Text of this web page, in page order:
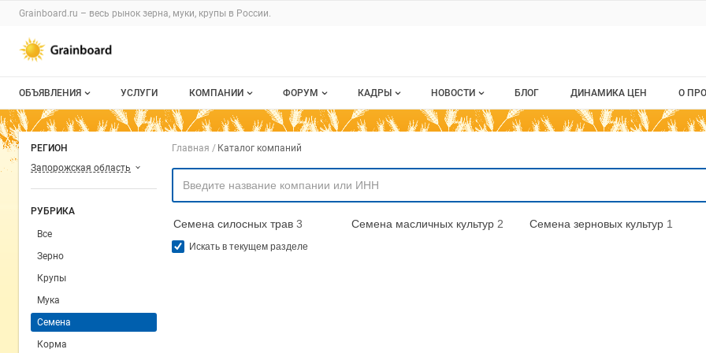
Раздел навигации по сайту grainboard.ru
Grainboard.ru – весь рынок зерна, муки, крупы в России.
Авторизация и меню пользователя
Навигация по разделам сайта grainboard.ru
ОБЪЯВЛЕНИЯ
Все объявления
Мои объявления
УСЛУГИ КОМПАНИИ
О каталоге компаний
Моя компания
Платное размещение
ФОРУМ
Все темы
КАДРЫ
Все вакансии
НОВОСТИ
Новости рынка
БЛОГ ДИНАМИКА ЦЕН О
О
РЕГИОН
Запорожская область
РУБРИКА
Все
Зерно
Крупы
Мука
Семена
Корма
Навигация по компаниям
Главная Каталог компаний
Семена силосных трав 3 Семена масличных культур 2 Семена зерновых культур 1
Искать в текущем разделе